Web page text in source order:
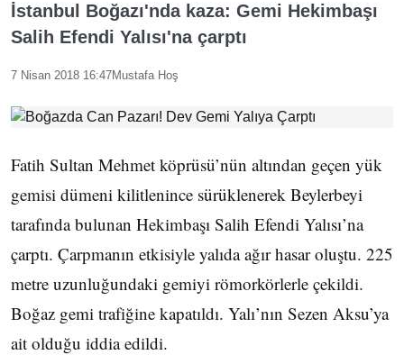
İstanbul Boğazı'nda kaza: Gemi Hekimbaşı
Salih Efendi Yalısı'na çarptı
7 Nisan 2018 16:47Mustafa Hoş
Fatih Sultan Mehmet köprüsü’nün altından geçen yük
gemisi dümeni kilitlenince sürüklenerek Beylerbeyi
tarafında bulunan Hekimbaşı Salih Efendi Yalısı’na
çarptı. Çarpmanın etkisiyle yalıda ağır hasar oluştu. 225
metre uzunluğundaki gemiyi römorkörlerle çekildi.
Boğaz gemi trafiğine kapatıldı. Yalı’nın Sezen Aksu’ya
ait olduğu iddia edildi.